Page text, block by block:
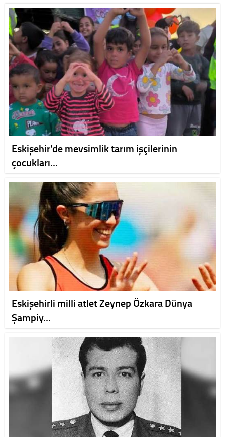
Eskişehir’de mevsimlik tarım işçilerinin
çocukları…
Eskişehirli milli atlet Zeynep Özkara Dünya
Şampiy…